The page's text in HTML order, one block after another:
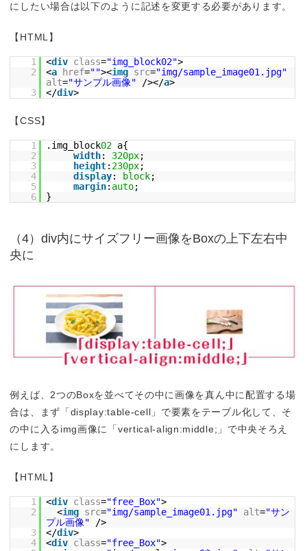
にしたい場合は以下のように記述を変更する必要があります。
【HTML】
1 <div class="img_block02">
2
<a href=""><img src="img/sample_image01.jpg"
alt="サンプル画像" /></a>
3
</div>
【CSS】
1 .img_block02 a{
2
width: 320px;
3
height: 230px;
4
display: block;
5
margin: auto;
6
}
（4）div内にサイズフリー画像をBoxの上下左右中
央に
例えば、2つのBoxを並べてその中に画像を真ん中に配置する場
合は、まず「display:table-cell」で要素をテーブル化して、そ
の中に入るimg画像に「vertical-align:middle;」で中央そろえ
にします。
【HTML】
1 <div class="free_Box">
2
<img src="img/sample_image01.jpg" alt="サン
プル画像"
/>
3
</div>
4
<div class="free_Box">